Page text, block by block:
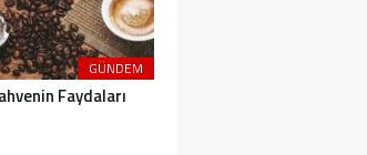
GÜNDEM
Faydaları